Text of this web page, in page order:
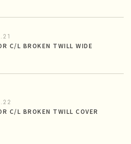
C/L BROKEN TWILL WIDE
C/L BROKEN TWILL COVER